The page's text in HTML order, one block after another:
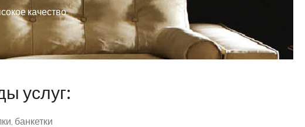
качество
услуг:
банкетки